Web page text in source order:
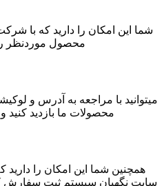
شما این امکان را دارید که با
محصول موردنظر
میتوانید با مراجعه به آدرس و
محصولات ما بازدید کنید
همچنین شما این امکان را
سایت نگهبان سیستم ثبت سفارش